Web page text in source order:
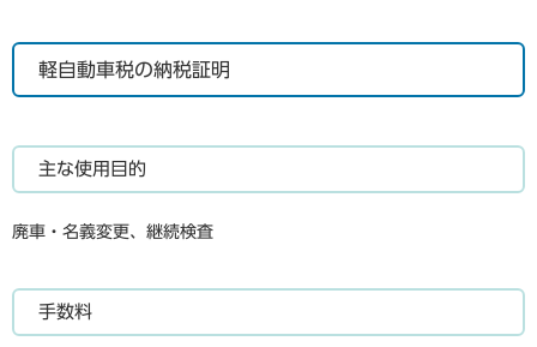
軽自動車税の納税証明
主な使用目的
廃車・名義変更、継続検査
手数料